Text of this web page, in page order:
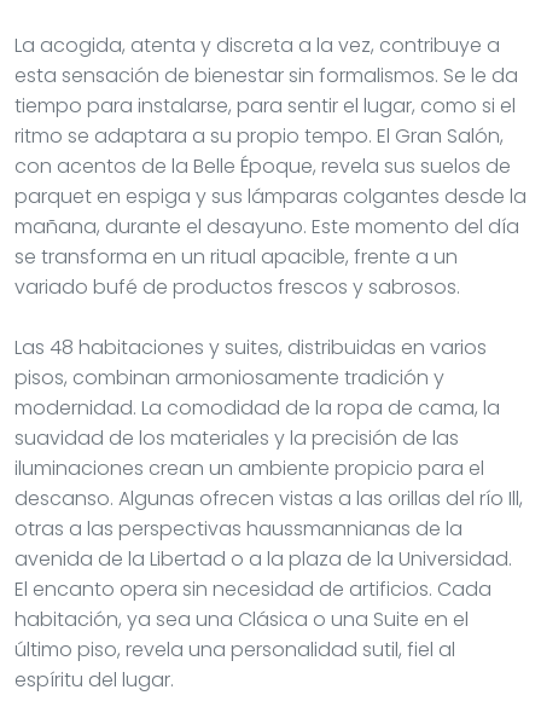
La acogida, atenta y discreta a la vez, contribuye a
esta sensación de bienestar sin formalismos. Se le da
tiempo para instalarse, para sentir el lugar, como si el
ritmo se adaptara a su propio tempo. El Gran Salón,
con acentos de la Belle Époque, revela sus suelos de
parquet en espiga y sus lámparas colgantes desde la
mañana, durante el desayuno. Este momento del día
se transforma en un ritual apacible, frente a un
variado bufé de productos frescos y sabrosos.
Las 48 habitaciones y suites, distribuidas en varios
pisos, combinan armoniosamente tradición y
modernidad. La comodidad de la ropa de cama, la
suavidad de los materiales y la precisión de las
iluminaciones crean un ambiente propicio para el
descanso. Algunas ofrecen vistas a las orillas del río Ill,
otras a las perspectivas haussmannianas de la
avenida de la Libertad o a la plaza de la Universidad.
El encanto opera sin necesidad de artificios. Cada
habitación, ya sea una Clásica o una Suite en el
último piso, revela una personalidad sutil, fiel al
espíritu del lugar.